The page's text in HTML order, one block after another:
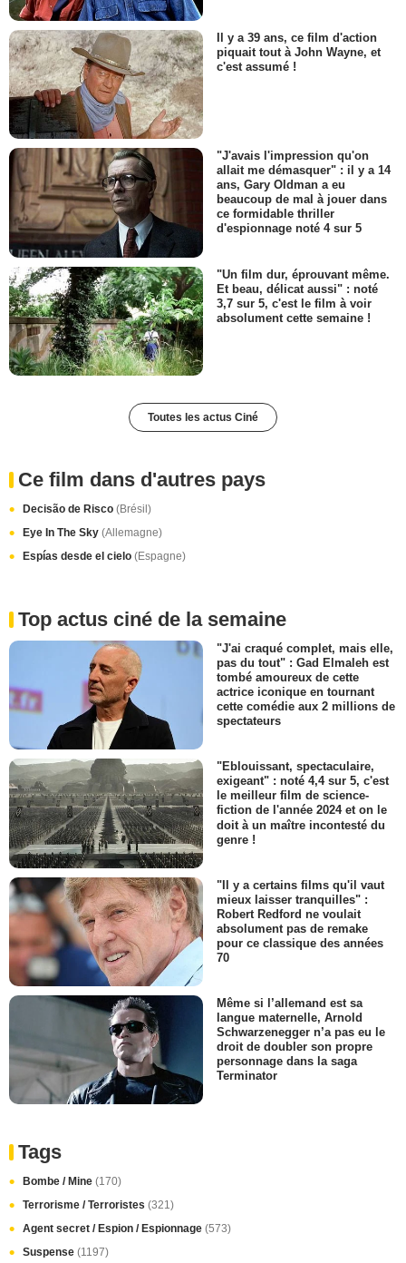
Il y a 39 ans, ce film d'action
piquait tout à John Wayne, et
c'est assumé !
"J'avais l'impression qu'on
allait me démasquer" : il y a 14
ans, Gary Oldman a eu
beaucoup de mal à jouer dans
ce formidable thriller
d'espionnage noté 4 sur 5
"Un film dur, éprouvant même.
Et beau, délicat aussi" : noté
3,7 sur 5, c'est le film à voir
absolument cette semaine !
Toutes les actus Ciné
Ce film dans d'autres pays
Decisão de Risco (Brésil)
Eye In The Sky (Allemagne)
Espías desde el cielo (Espagne)
Top actus ciné de la semaine
"J'ai craqué complet, mais elle,
pas du tout" : Gad Elmaleh est
tombé amoureux de cette
actrice iconique en tournant
cette comédie aux 2 millions de
spectateurs
"Eblouissant, spectaculaire,
exigeant" : noté 4,4 sur 5, c'est
le meilleur film de science-
fiction de l'année 2024 et on le
doit à un maître incontesté du
genre !
"Il y a certains films qu'il vaut
mieux laisser tranquilles" :
Robert Redford ne voulait
absolument pas de remake
pour ce classique des années
70
Même si l’allemand est sa
langue maternelle, Arnold
Schwarzenegger n’a pas eu le
droit de doubler son propre
personnage dans la saga
Terminator
Tags
Bombe / Mine (170)
Terrorisme / Terroristes (321)
Agent secret / Espion / Espionnage (573)
Suspense (1197)